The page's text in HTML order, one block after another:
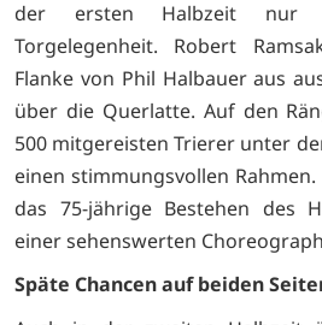
der ersten Halbzeit nur
Torgelegenheit. Robert
Flanke von Phil Halbauer aus
über die Querlatte. Auf den
500 mitgereisten Trierer unter
einen stimmungsvollen
das 75-jährige Bestehen des
einer sehenswerten
Späte Chancen auf beiden